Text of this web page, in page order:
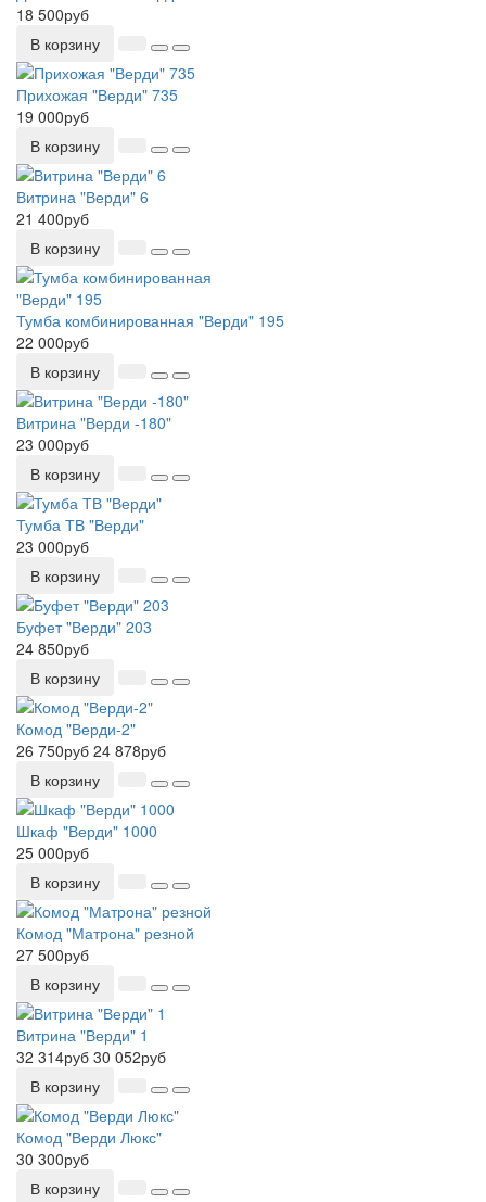
18 500руб
В корзину
Прихожая "Верди" 735
19 000руб
В корзину
Витрина "Верди" 6
21 400руб
В корзину
Тумба комбинированная "Верди" 195
22 000руб
В корзину
Витрина "Верди -180"
23 000руб
В корзину
Тумба ТВ "Верди"
23 000руб
В корзину
Буфет "Верди" 203
24 850руб
В корзину
Комод "Верди-2"
26 750руб 24 878руб
В корзину
Шкаф "Верди" 1000
25 000руб
В корзину
Комод "Матрона" резной
27 500руб
В корзину
Витрина "Верди" 1
32 314руб 30 052руб
В корзину
Комод "Верди Люкс"
30 300руб
В корзину